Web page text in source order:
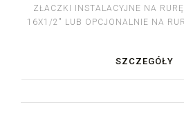
ZŁACZKI INSTALACYJNE NA
16X1/2" LUB OPCJONALNIE NA
SZCZEGÓŁY